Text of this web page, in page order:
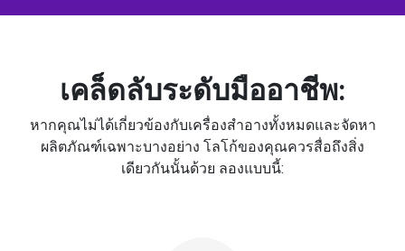
เคล็ดลับระดับมืออาชีพ:
หากคุณไม่ได้เกี่ยวข้องกับเครื่องสำอางทั้งหมดและจัดหา
ผลิตภัณฑ์เฉพาะบางอย่าง โลโก้ของคุณควรสื่อถึงสิ่ง
เดียวกันนั้นด้วย ลองแบบนี้: